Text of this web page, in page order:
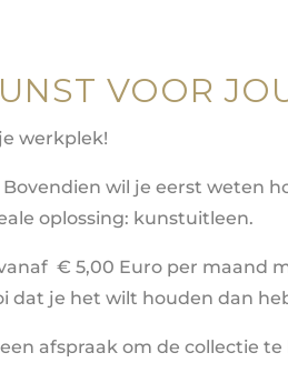
VOOR
werkplek!
wil je eerst weten
oplossing: kunstuitleen.
€ 5,00 Euro per maand
dat je het wilt houden dan
afspraak om de collectie